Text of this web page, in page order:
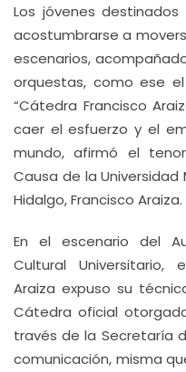
Los jóvenes
acostumbrarse a
escenarios,
orquestas, como ese
“Cátedra Francisco
caer el esfuerzo y el
mundo, afirmó el
Causa de la Universidad
Hidalgo, Francisco Araiza.
En el escenario del
Cultural Universitario,
Araiza expuso su
Cátedra oficial
través de la Secretaría
comunicación, misma